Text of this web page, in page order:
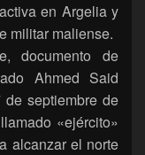
en Argelia y
militar maliense.
documento de
Ahmed Said
septiembre de
«ejército»
alcanzar el norte